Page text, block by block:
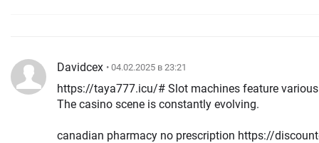
Davidcex • 04.02.2025 в 23:21
https://taya777.icu/# Slot machines feature
The casino scene is constantly evolving.
canadian pharmacy no prescription https://